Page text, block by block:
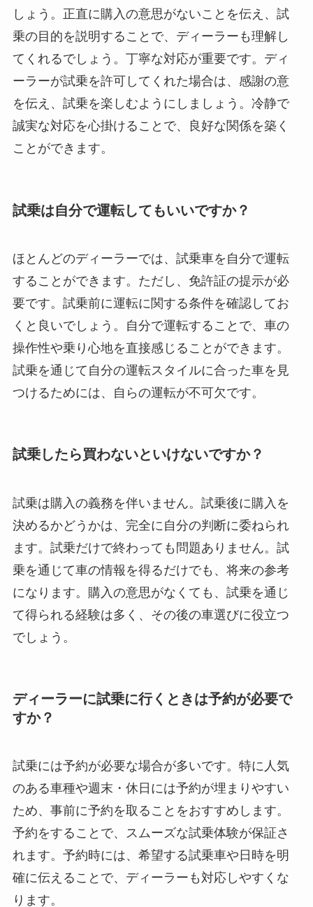
しょう。正直に購入の意思がないことを伝え、試
乗の目的を説明することで、ディーラーも理解し
てくれるでしょう。丁寧な対応が重要です。ディ
ーラーが試乗を許可してくれた場合は、感謝の意
を伝え、試乗を楽しむようにしましょう。冷静で
誠実な対応を心掛けることで、良好な関係を築く
ことができます。
試乗は自分で運転してもいいですか？
ほとんどのディーラーでは、試乗車を自分で運転
することができます。ただし、免許証の提示が必
要です。試乗前に運転に関する条件を確認してお
くと良いでしょう。自分で運転することで、車の
操作性や乗り心地を直接感じることができます。
試乗を通じて自分の運転スタイルに合った車を見
つけるためには、自らの運転が不可欠です。
試乗したら買わないといけないですか？
試乗は購入の義務を伴いません。試乗後に購入を
決めるかどうかは、完全に自分の判断に委ねられ
ます。試乗だけで終わっても問題ありません。試
乗を通じて車の情報を得るだけでも、将来の参考
になります。購入の意思がなくても、試乗を通じ
て得られる経験は多く、その後の車選びに役立つ
でしょう。
ディーラーに試乗に行くときは予約が必要で
すか？
試乗には予約が必要な場合が多いです。特に人気
のある車種や週末・休日には予約が埋まりやすい
ため、事前に予約を取ることをおすすめします。
予約をすることで、スムーズな試乗体験が保証さ
れます。予約時には、希望する試乗車や日時を明
確に伝えることで、ディーラーも対応しやすくな
ります。